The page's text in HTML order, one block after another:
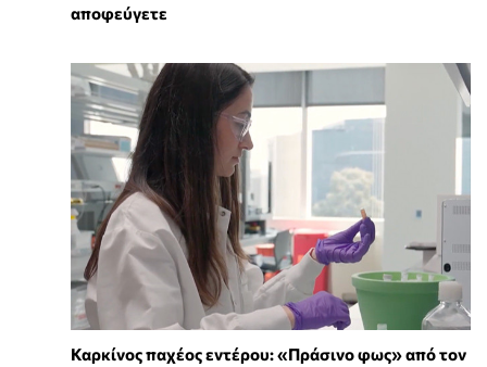
αποφεύγετε
Καρκίνος παχέος εντέρου: «Πράσινο φως» από τον